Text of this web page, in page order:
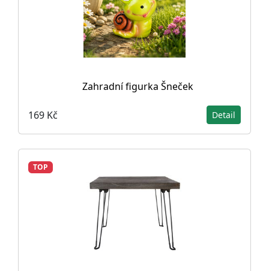
Zahradní figurka Šneček
169 Kč Detail
TOP